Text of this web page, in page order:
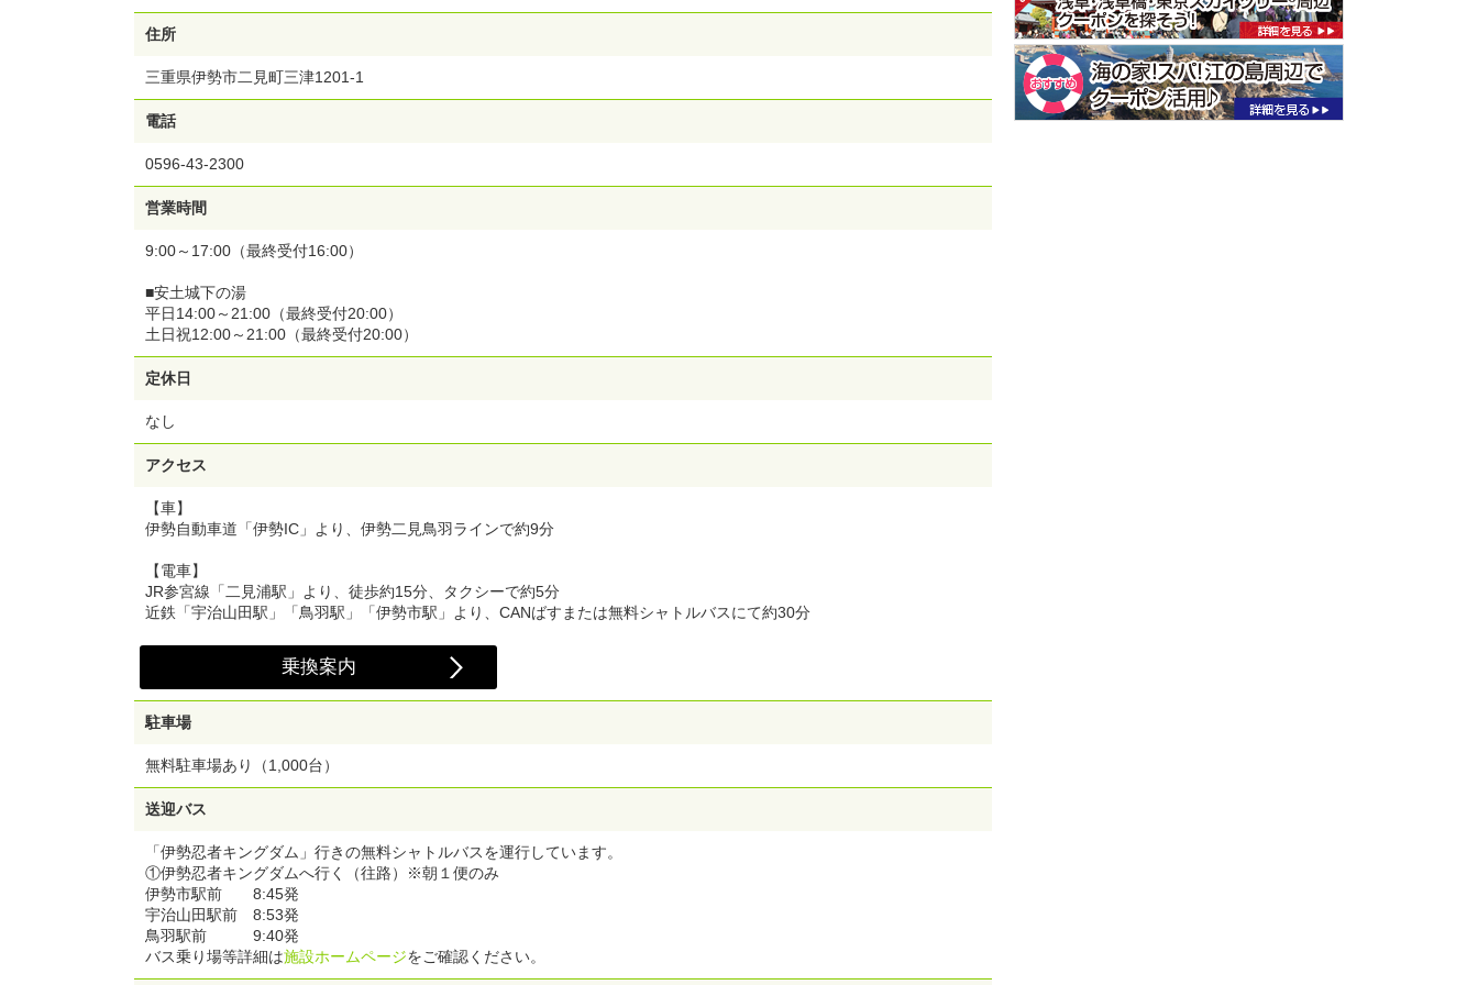
住所
三重県伊勢市二見町三津1201-1
電話
0596-43-2300
営業時間
9:00～17:00（最終受付16:00）
■安土城下の湯
平日14:00～21:00（最終受付20:00）
土日祝12:00～21:00（最終受付20:00）
定休日
なし
アクセス
【車】
伊勢自動車道「伊勢IC」より、伊勢二見鳥羽ラインで約9分
【電車】
JR参宮線「二見浦駅」より、徒歩約15分、タクシーで約5分
近鉄「宇治山田駅」「鳥羽駅」「伊勢市駅」より、CANばすまたは無料シャトルバスにて約30分
乗換案内
駐車場
無料駐車場あり（1,000台）
送迎バス
「伊勢忍者キングダム」行きの無料シャトルバスを運行しています。
①伊勢忍者キングダムへ行く（往路）※朝１便のみ
伊勢市駅前 8:45発
宇治山田駅前 8:53発
鳥羽駅前 9:40発
バス乗り場等詳細は施設ホームページをご確認ください。